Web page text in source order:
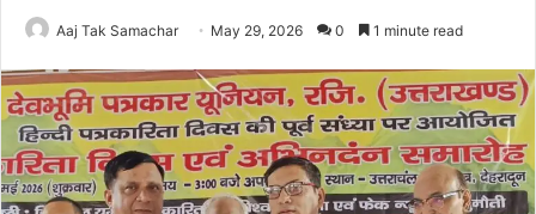
Aaj Tak Samachar May 29, 2026 0 1 minute read